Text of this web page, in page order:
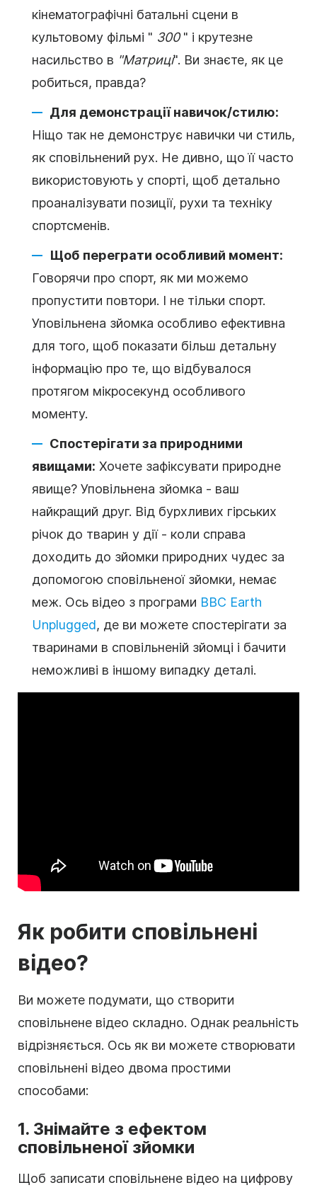
кінематографічні батальні сцени в
культовому фільмі " 300" і крутезне
насильство в "Матриці". Ви знаєте, як це
робиться, правда?
Для демонстрації навичок/стилю:
Ніщо так не демонструє навички чи стиль,
як сповільнений рух. Не дивно, що її часто
використовують у спорті, щоб детально
проаналізувати позиції, рухи та техніку
спортсменів.
Щоб переграти особливий момент:
Говорячи про спорт, як ми можемо
пропустити повтори. І не тільки спорт.
Уповільнена зйомка особливо ефективна
для того, щоб показати більш детальну
інформацію про те, що відбувалося
протягом мікросекунд особливого
моменту.
Спостерігати за природними
явищами: Хочете зафіксувати природне
явище? Уповільнена зйомка - ваш
найкращий друг. Від бурхливих гірських
річок до тварин у дії - коли справа
доходить до зйомки природних чудес за
допомогою сповільненої зйомки, немає
меж. Ось відео з програми BBC Earth
Unplugged, де ви можете спостерігати за
тваринами в сповільненій зйомці і бачити
неможливі в іншому випадку деталі.
Як робити сповільнені
відео?
Ви можете подумати, що створити
сповільнене відео складно. Однак реальність
відрізняється. Ось як ви можете створювати
сповільнені відео двома простими
способами:
1. Знімайте з ефектом
сповільненої зйомки
Щоб записати сповільнене відео на цифрову